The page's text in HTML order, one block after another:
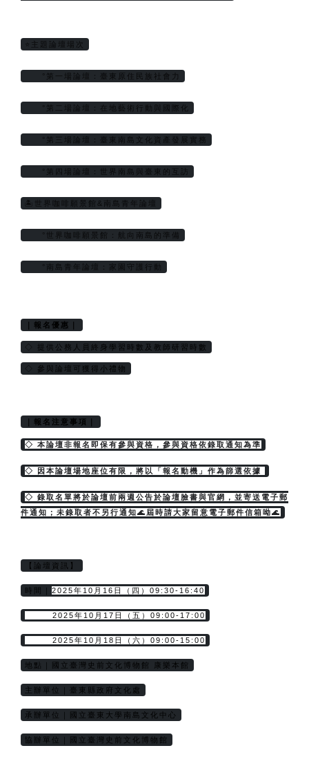
⭐主題論壇場次
°第一場論壇：臺東原住民族社會力
°第二場論壇：在地藝術行動與國際化
°第三場論壇：臺東南島文化資產發展實務
°第四場論壇：世界南島與臺東的互訪
🏝️世界咖啡願景館&南島青年論壇
°世界咖啡願景館：航向南島的準備
°南島青年論壇：家園守護行動
｜報名優惠｜
◇ 提供公務人員終身學習時數及教師研習時數
◇ 參與論壇可獲得小禮物
｜報名注意事項｜
◇ 本論壇非報名即保有參與資格，參與資格依錄取通知為準
◇ 因本論壇場地座位有限，將以「報名動機」作為篩選依據
◇ 錄取名單將於論壇前兩週公告於論壇臉書與官網，並寄送電子郵
件通知；未錄取者不另行通知🌊屆時請大家留意電子郵件信箱呦🌊
【論壇資訊】
時間｜ 2025年10月16日（四）09:30-16:40
2025年10月17日（五）09:00-17:00
2025年10月18日（六）09:00-15:00
地點｜國立臺灣史前文化博物館 康樂本館
主辦單位｜臺東縣政府文化處
承辦單位｜國立臺東大學南島文化中心
協辦單位｜國立臺灣史前文化博物館